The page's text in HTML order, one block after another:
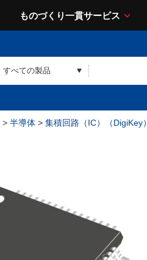
ものづくり一貫サービス
> 半導体 > 集積回路（IC）（DigiKey）